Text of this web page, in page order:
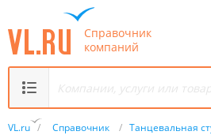
Справочник
компаний
VL.ru / Справочник / Танцевальная